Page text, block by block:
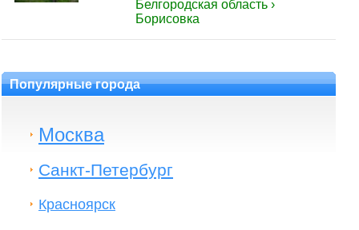
Белгородская область ›
Борисовка
Популярные города
Москва
Санкт-Петербург
Красноярск